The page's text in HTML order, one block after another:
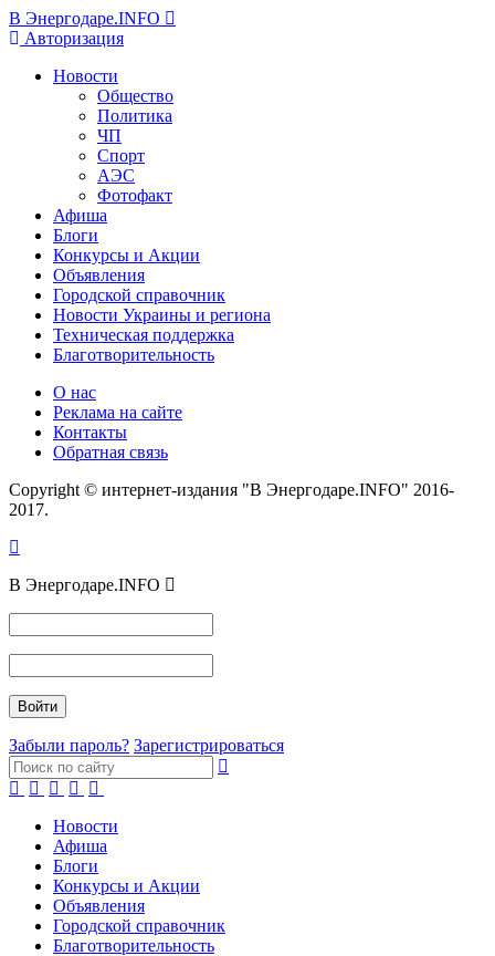
В Энергодаре.INFO
Авторизация
Новости
Общество
Политика
ЧП
Спорт
АЭС
Фотофакт
Афиша
Блоги
Конкурсы и Акции
Объявления
Городской справочник
Новости Украины и региона
Техническая поддержка
Благотворительность
О нас
Реклама на сайте
Контакты
Обратная связь
Copyright © интернет-издания "В Энергодаре.INFO" 2016-
2017.
В Энергодаре.INFO
Забыли пароль? Зарегистрироваться
Новости
Афиша
Блоги
Конкурсы и Акции
Объявления
Городской справочник
Благотворительность